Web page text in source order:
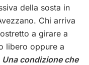
della sosta in
Chi arriva
a girare a
libero oppure a
Una condizione che